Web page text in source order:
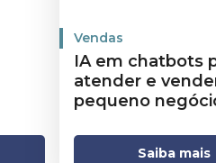
Vendas
IA em chatbots
atender e
pequeno
Saiba mais